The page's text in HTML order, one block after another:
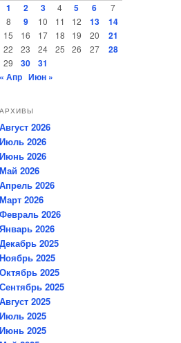
1
2 3 4 5 6
7
8
9 10 11 12 13 14
15 16 17 18 19 20 21
22 23 24 25 26 27 28
29 30
31
« Апр Июн »
АРХИВЫ
Август 2026
Июль 2026
Июнь 2026
Май 2026
Апрель 2026
Март 2026
Февраль 2026
Январь 2026
Декабрь 2025
Ноябрь 2025
Октябрь 2025
Сентябрь 2025
Август 2025
Июль 2025
Июнь 2025